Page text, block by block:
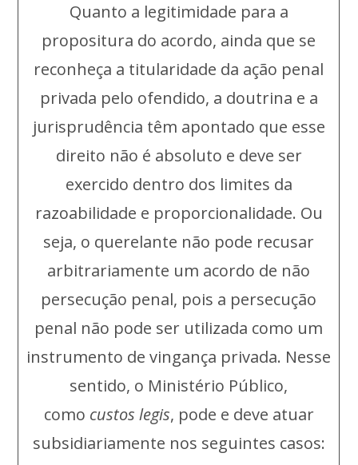
Quanto a legitimidade para a
propositura do acordo, ainda que se
reconheça a titularidade da ação penal
privada pelo ofendido, a doutrina e a
jurisprudência têm apontado que esse
direito não é absoluto e deve ser
exercido dentro dos limites da
razoabilidade e proporcionalidade. Ou
seja, o querelante não pode recusar
arbitrariamente um acordo de não
persecução penal, pois a persecução
penal não pode ser utilizada como um
instrumento de vingança privada. Nesse
sentido, o Ministério Público,
como custos legis, pode e deve atuar
subsidiariamente nos seguintes casos: